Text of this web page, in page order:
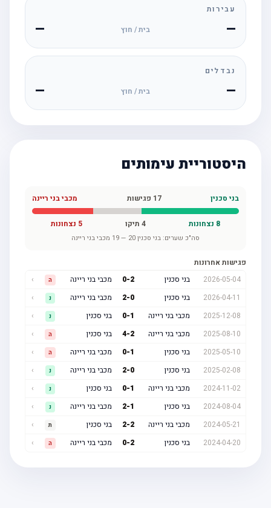
עבירות
— בית / חוץ —
נבדלים
— בית / חוץ —
היסטוריית עימותים
בני סכנין 17פגישות מכבי בני ריינה
נצחונות תיקו נצחונות
סה"כ שערים:בני סכנין 20
—
19 מכבי בני ריינה
פגישות אחרונות
2026-05-04
בני סכנין 0 מכבי בני ריינה
2026-04-11
בני סכנין 2 מכבי בני ריינה
2025-12-08
מכבי בני ריינה 0 בני סכנין
2025-08-10
מכבי בני ריינה 4 בני סכנין
2025-05-10
בני סכנין 0 מכבי בני ריינה
2025-02-08
בני סכנין 2 מכבי בני ריינה
2024-11-02
מכבי בני ריינה 0 בני סכנין
2024-08-04
בני סכנין 2 מכבי בני ריינה
2024-05-21
מכבי בני ריינה 2 בני סכנין
2024-04-20
בני סכנין 0 מכבי בני ריינה